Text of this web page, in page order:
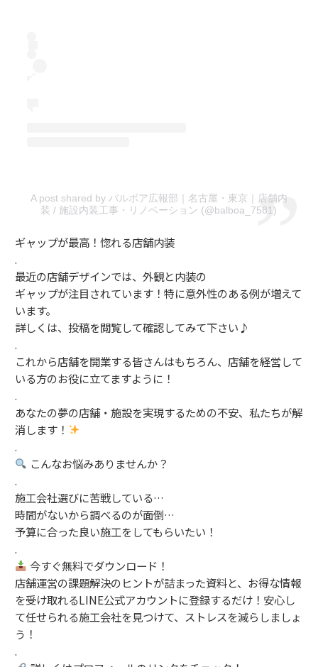
A post shared by バルボア広報部｜名古屋・東京｜店舗内
装 / 施設内装工事・リノベーション (@balboa_7581)
ギャップが最高！惚れる店舗内装
.
最近の店舗デザインでは、外観と内装の
ギャップが注目されています！特に意外性のある例が増えて
います。
詳しくは、投稿を閲覧して確認してみて下さい♪
.
これから店舗を開業する皆さんはもちろん、店舗を経営して
いる方のお役に立てますように！
.
あなたの夢の店舗・施設を実現するための不安、私たちが解
消します！
.
こんなお悩みありませんか？
.
施工会社選びに苦戦している…
時間がないから調べるのが面倒…
予算に合った良い施工をしてもらいたい！
.
今すぐ無料でダウンロード！
店舗運営の課題解決のヒントが詰まった資料と、お得な情報
を受け取れるLINE公式アカウントに登録するだけ！安心し
て任せられる施工会社を見つけて、ストレスを減らしましょ
う！
.